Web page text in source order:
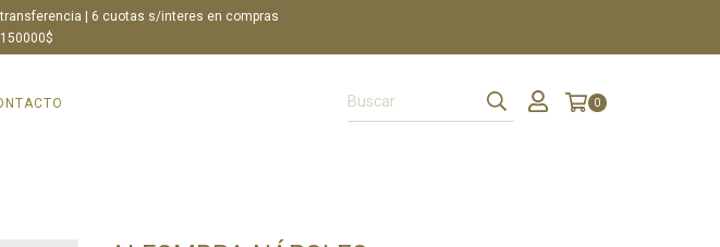
| 6 cuotas s/interes en compras
0